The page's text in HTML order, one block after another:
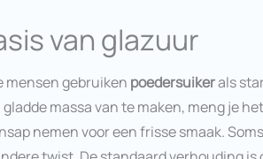
van glazuur
mensen gebruiken poedersuikerals
gladde massa van te maken, meng je
nemen voor een frisse smaak.